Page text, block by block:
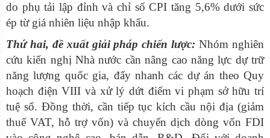
do phụ tải lập đỉnh và chỉ số CPI tăng 5,6% dưới sức
ép từ giá nhiên liệu nhập khẩu.
Thứ hai, đề xuất giải pháp chiến lược: Nhóm nghiên
cứu kiến nghị Nhà nước cần nâng cao năng lực dự trữ
năng lượng quốc gia, đẩy nhanh các dự án theo Quy
hoạch điện VIII và xử lý dứt điểm vi phạm sở hữu trí
tuệ số. Đồng thời, cần tiếp tục kích cầu nội địa (giảm
thuế VAT, hỗ trợ vốn) và chuyển dịch dòng vốn FDI